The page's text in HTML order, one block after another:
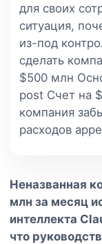
для своих
ситуация,
из-под
сделать
$500 млн
post Счет на
компания
расходов
Неназванная
млн за месяц
интеллекта
что